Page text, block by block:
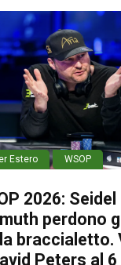
Estero WSOP
2026: Seidel
perdono
braccialetto.
Peters al 6